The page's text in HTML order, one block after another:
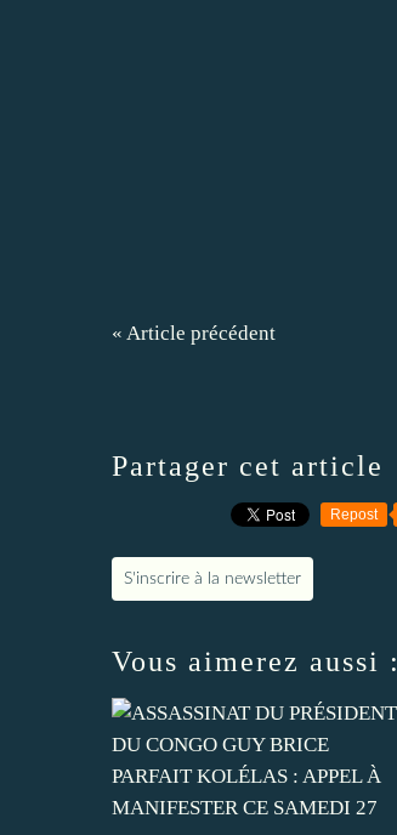
« Article précédent
Partager cet article
Repost
S'inscrire à la newsletter
Vous aimerez aussi :